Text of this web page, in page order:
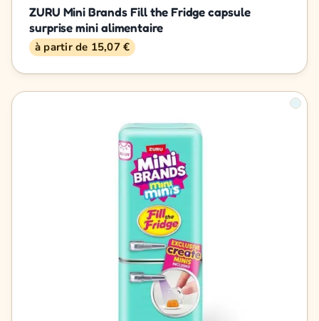
ZURU Mini Brands Fill the Fridge capsule
surprise mini alimentaire
à partir de 15,07 €